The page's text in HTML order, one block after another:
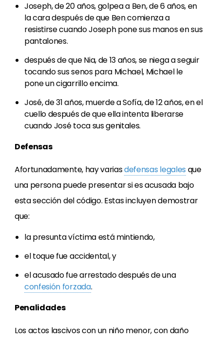
Joseph, de 20 años, golpea a Ben, de 6 años, en
la cara después de que Ben comienza a
resistirse cuando Joseph pone sus manos en sus
pantalones.
después de que Nia, de 13 años, se niega a seguir
tocando sus senos para Michael, Michael le
pone un cigarrillo encima.
José, de 31 años, muerde a Sofía, de 12 años, en el
cuello después de que ella intenta liberarse
cuando José toca sus genitales.
Defensas
Afortunadamente, hay variasdefensas legales que
una persona puede presentar si es acusada bajo
esta sección del código. Estas incluyen demostrar
que:
la presunta víctima está mintiendo,
el toque fue accidental, y
el acusado fue arrestado después de una
confesión forzada.
Penalidades
Los actos lascivos con un niño menor, con daño